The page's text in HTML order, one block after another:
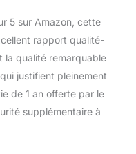
5 sur Amazon, cette
rapport qualité-
la qualité remarquable
justifient pleinement
de 1 an offerte par le
supplémentaire à